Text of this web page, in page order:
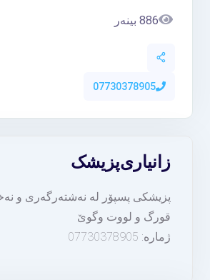
886 بینەر
07730378905
پزیشکزانیاری
پزیشکی پسپۆر لە نەشتەرگەری و
قورگ و لووت وگوێ
ژمارە: 07730378905